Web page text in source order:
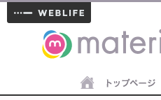
materials